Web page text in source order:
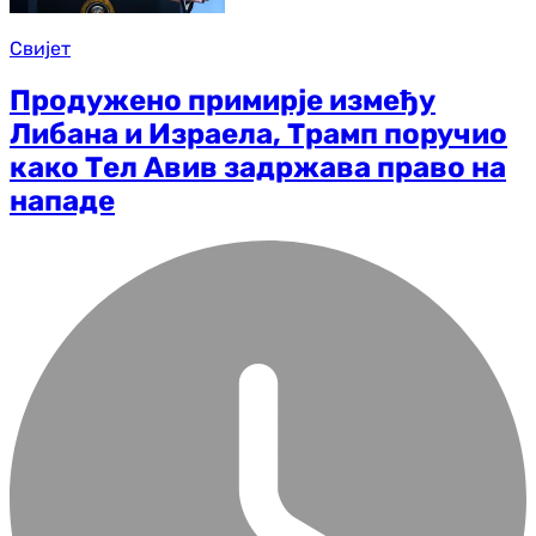
Свијет
Продужено примирје између
Либана и Израела, Трамп поручио
како Тел Авив задржава право на
нападе